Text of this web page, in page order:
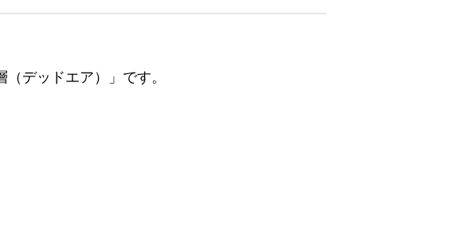
デッドエア）」です。